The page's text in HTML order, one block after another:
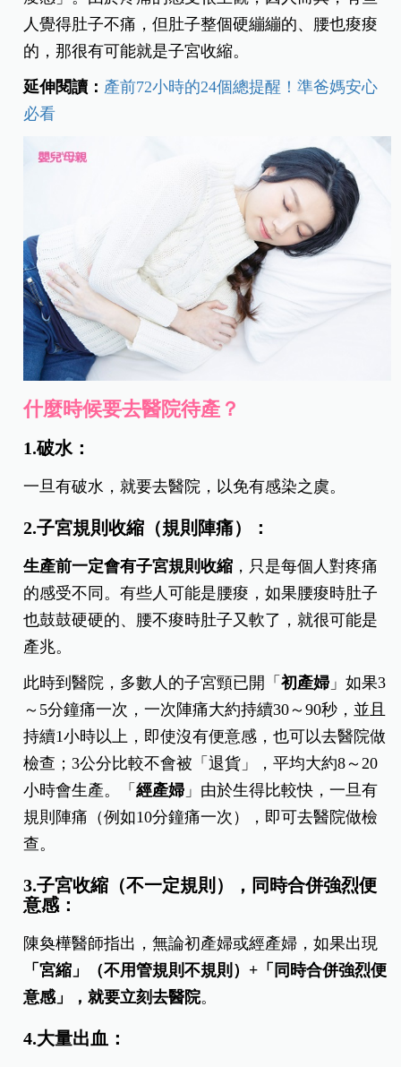
人覺得肚子不痛，但肚子整個硬繃繃的、腰也痠痠
的，那很有可能就是子宮收縮。
延伸閱讀： 產前72小時的24個總提醒！準爸媽安心
必看
什麼時候要去醫院待產？
1.破水：
一旦有破水，就要去醫院，以免有感染之虞。
2.子宮規則收縮（規則陣痛）：
生產前一定會有子宮規則收縮 ，只是每個人對疼痛
的感受不同。有些人可能是腰痠，如果腰痠時肚子
也鼓鼓硬硬的、腰不痠時肚子又軟了，就很可能是
產兆。
此時到醫院，多數人的子宮頸已開「初產婦 」如果3
～5分鐘痛一次，一次陣痛大約持續30～90秒，並且
持續1小時以上，即使沒有便意感，也可以去醫院做
檢查；3公分 比較不會被「退貨」，平均大約8～20
小時會生產。「經產婦 」由於生得比較快，一旦有
規則陣痛（例如10分鐘痛一次），即可去醫院做檢
查。
3.子宮收縮（不一定規則），同時合併強烈便
意感：
陳奐樺醫師指出，無論初產婦或經產婦，如果出現
「宮縮」（不用管規則不規則）+「同時合併強烈便
意感」，就要立刻去醫院。
4.大量出血：